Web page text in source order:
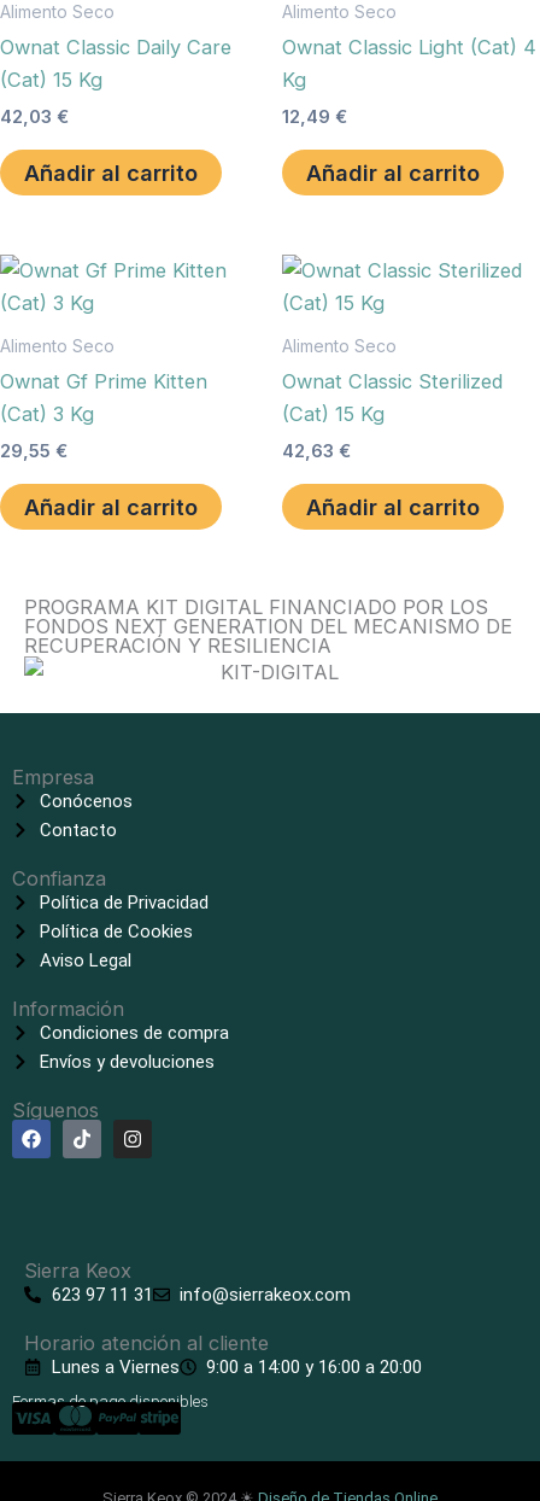
Alimento Seco
Ownat Classic Daily Care
(Cat) 15 Kg
42,03 €
Añadir al carrito
Alimento Seco
Ownat Classic Light (Cat) 4
Kg
12,49 €
Añadir al carrito
Alimento Seco
Ownat Gf Prime Kitten
(Cat) 3 Kg
29,55 €
Añadir al carrito
Alimento Seco
Ownat Classic Sterilized
(Cat) 15 Kg
42,63 €
Añadir al carrito
PROGRAMA KIT DIGITAL FINANCIADO POR LOS
FONDOS NEXT GENERATION DEL MECANISMO DE
RECUPERACIÓN Y RESILIENCIA
Empresa
Conócenos
Contacto
Confianza
Política de Privacidad
Política de Cookies
Aviso Legal
Información
Condiciones de compra
Envíos y devoluciones
Síguenos
F
a
k
T
i
I
n
m
Sierra Keox
623 97 11 31 info@sierrakeox.com
Horario atención al cliente
Lunes a Viernes 9:00 a 14:00 y 16:00 a 20:00
Formas de pago disponibles